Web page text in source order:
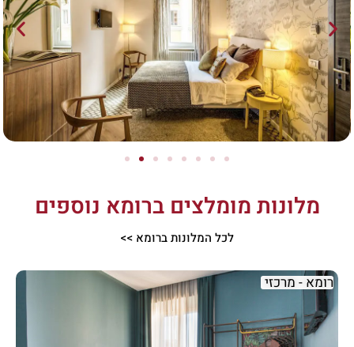
מלונות מומלצים ברומא נוספים
לכל המלונות ברומא >>
רומא - מרכזי